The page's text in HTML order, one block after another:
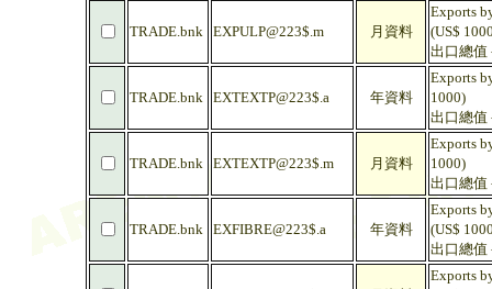
TRADE.bnk EXPULP@223$.m 月資料
Exports
(US$
出口總值
TRADE.bnk EXTEXTP@223$.a 年資料
Exports
1000)
出口總值
TRADE.bnk EXTEXTP@223$.m 月資料
Exports
1000)
出口總值
TRADE.bnk EXFIBRE@223$.a 年資料
Exports
(US$
出口總值
Exports